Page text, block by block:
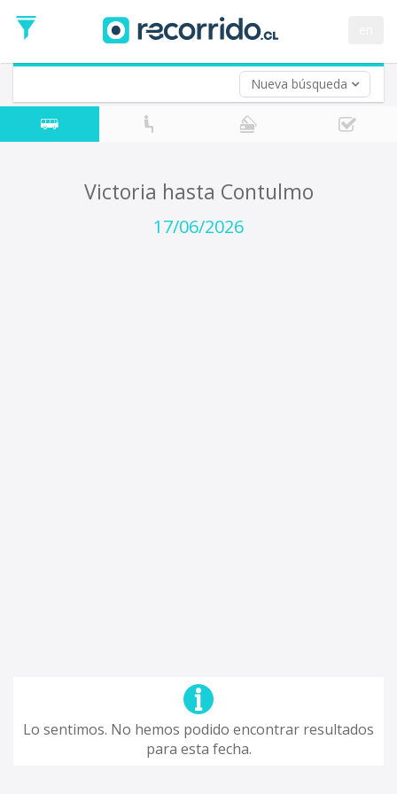
Nueva búsqueda
de
Ida
Vuelta (opcional)
Fecha
de
Victoria hasta Contulmo
17/06/2026
Lo sentimos. No hemos podido encontrar resultados
para esta fecha.